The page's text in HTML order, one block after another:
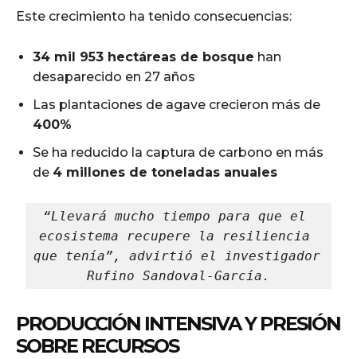
Este crecimiento ha tenido consecuencias:
34 mil 953 hectáreas de bosque han
desaparecido en 27 años
Las plantaciones de agave crecieron más de
400%
Se ha reducido la captura de carbono en más
de 4 millones de toneladas anuales
“Llevará mucho tiempo para que el
ecosistema recupere la resiliencia
que tenía”, advirtió el investigador
Rufino Sandoval-García.
PRODUCCIÓN INTENSIVA Y PRESIÓN
SOBRE RECURSOS